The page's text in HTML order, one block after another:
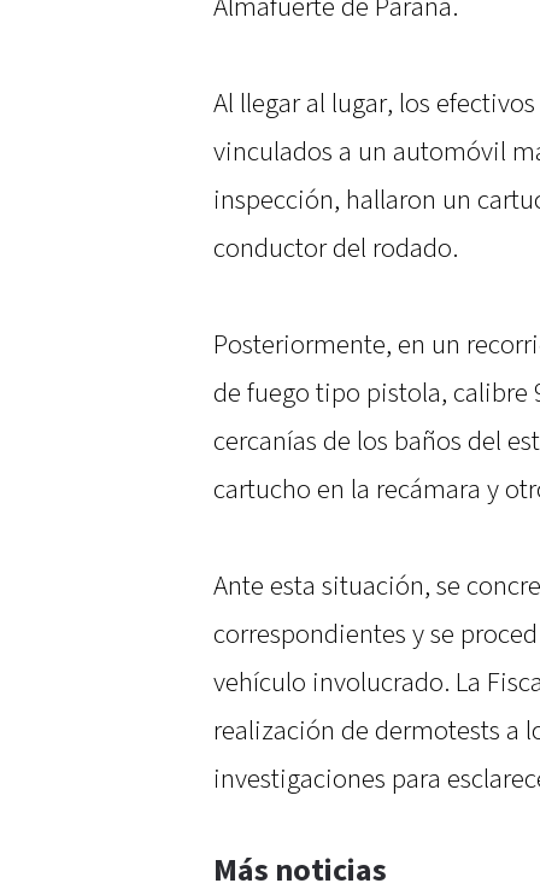
Almafuerte de Paraná.
Al llegar al lugar, los
vinculados a un automóvil
inspección, hallaron un
conductor del rodado.
Posteriormente, en un
de fuego tipo pistola, calibre
cercanías de los baños del
cartucho en la recámara y
Ante esta situación, se
correspondientes y se
vehículo involucrado. La
realización de dermotests a
investigaciones para
Más noticias